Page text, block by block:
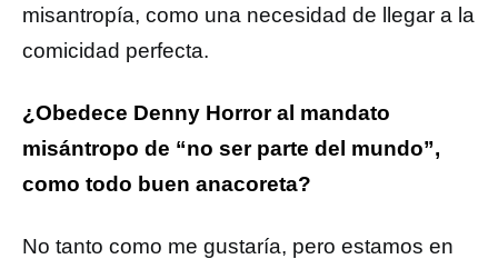
misantropía, como una necesidad de llegar a la
comicidad perfecta.
¿Obedece Denny Horror al mandato
misántropo de “no ser parte del mundo”,
como todo buen anacoreta?
No tanto como me gustaría, pero estamos en